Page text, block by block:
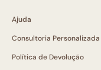
Ajuda
Consultoria Personalizada
Política de Devolução